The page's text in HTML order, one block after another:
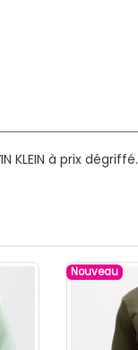
à prix dégriffé.
Nouveau